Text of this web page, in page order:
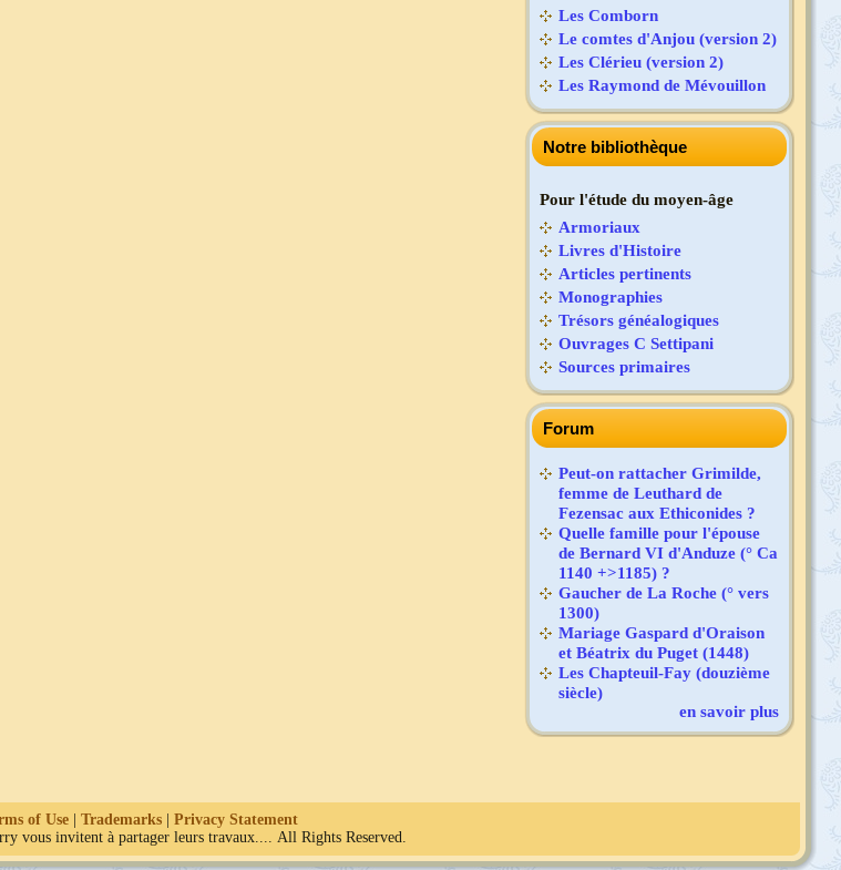
Les Comborn
Le comtes d'Anjou (version 2)
Les Clérieu (version 2)
Les Raymond de Mévouillon
Notre bibliothèque
Pour l'étude du moyen-âge
Armoriaux
Livres d'Histoire
Articles pertinents
Monographies
Trésors généalogiques
Ouvrages C Settipani
Sources primaires
Forum
Peut-on rattacher Grimilde,
femme de Leuthard de
Fezensac aux Ethiconides ?
Quelle famille pour l'épouse
de Bernard VI d'Anduze (° Ca
1140 +>1185) ?
Gaucher de La Roche (° vers
1300)
Mariage Gaspard d'Oraison
et Béatrix du Puget (1448)
Les Chapteuil-Fay (douzième
siècle)
en savoir plus
of Use| Trademarks| Privacy Statement
vous invitent à partager leurs travaux.... All Rights Reserved.